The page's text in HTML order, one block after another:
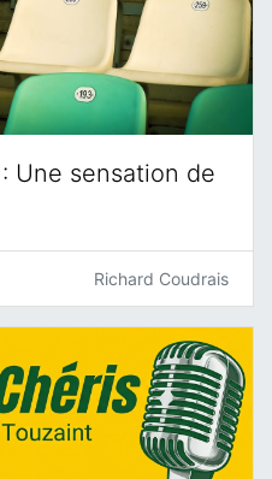
Une sensation de
Richard Coudrais